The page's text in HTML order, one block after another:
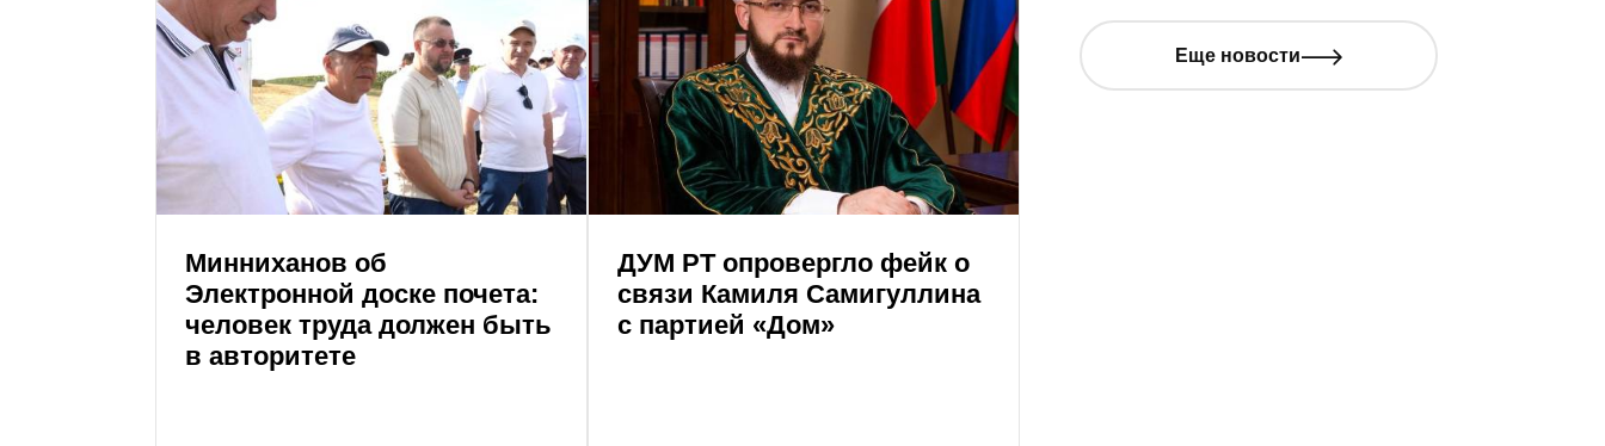
Минниханов об
Электронной доске почета:
человек труда должен быть
в авторитете
ДУМ РТ опровергло фейк о
связи Камиля Самигуллина
с партией «Дом»
Еще новости